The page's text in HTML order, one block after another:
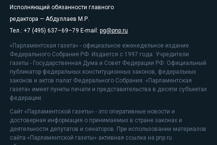
Исполняющий обязанности главного
редактора — Абдуллаев М.Р.
Тел.: +7 (495) 637–69–79 E-mail: pg@pnp.ru
«Парламентская газета» - официальное еженедельное издание
Федерального Собрания РФ. Издается с 1997 года. Учредители
газеты - Государственная Дума и Совет Федерации РФ. Официальный
публикатор федеральных конституционных законов, федеральных
законов и актов палат Федерального Собрания. «Парламентская
газета» имеет пункты печати и представительства в десяти субъектах
федерации.
Сайт «Парламентской газеты» - это оперативные новости и
достоверная информация о принимаемых в стране законах и
деятельности депутатов и сенаторов. При использовании материалов
сайта «Парламентской газеты» активная ссылка на pnp.ru